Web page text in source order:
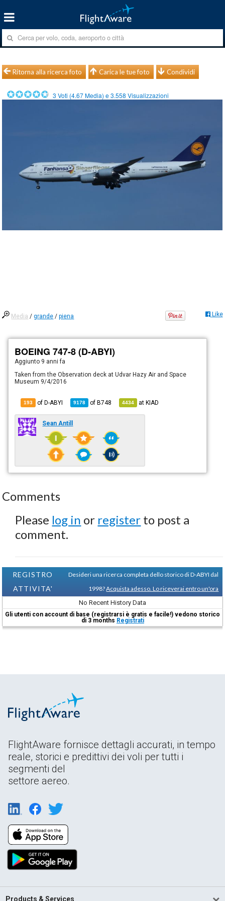
Ritorna alla ricerca foto Carica le tue foto Condividi
3 Voti (4.67Media) e3.558 Visualizzazioni
Media /grande /piena Like
BOEING 747-8 (D-ABYI)
Aggiunto 9 anni fa
Taken from the Observation deck at Udvar Hazy Air and Space
Museum 9/4/2016
193 of D-ABYI 9178 ofB748 4434 atKIAD
Sean Antill
Comments
Please log in or register to post a
comment.
REGISTRO
ATTIVITA'
Desideri una ricerca completa dello storico di D-ABYI dal
1998?Acquista adesso. Lo riceverai entro un'ora
No Recent History Data
Gli utenti con account di base (registrarsi è gratis e facile!) vedono storico
di 3 months Registrati
FlightAware fornisce dettagli accurati, in tempo
reale, storici e predittivi dei voli per tutti i
segmenti del
settore aereo.
Products & Services